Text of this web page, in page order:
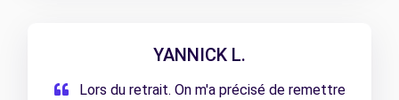
YANNICK L.
Lors du retrait. On m'a précisé de remettre